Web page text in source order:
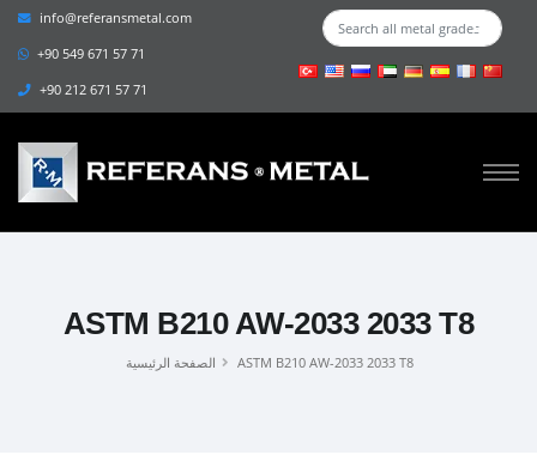
info@referansmetal.com
+90 549 671 57 71
+90 212 671 57 71
ASTM B210 AW-2033 2033 T8
الصفحة الرئيسية ASTM B210 AW-2033 2033 T8